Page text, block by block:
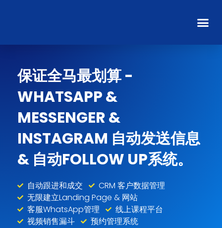
保证全马最划算 -
WHATSAPP &
MESSENGER &
INSTAGRAM 自动发送信息
& 自动FOLLOW UP系统。
自动跟进和成交
CRM 客户数据管理
无限建立Landing Page & 网站
客服WhatsApp管理
线上课程平台
视频销售漏斗
预约管理系统